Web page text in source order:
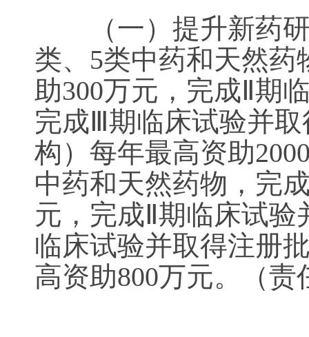
（一）提升新药研
类、5类中药和天然药
助300万元，完成Ⅱ期
完成Ⅲ期临床试验并
构）每年最高资助
中药和天然药物，完
元，完成Ⅱ期临床试
临床试验并取得注册
高资助800万元。（